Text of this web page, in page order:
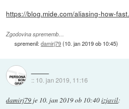
https://blog.mide.com/aliasing-how-
Zgodovina sprememb…
spremenil:damirj79(10. jan 2019 ob 10:45)
:: 10. jan 2019, 11:16
damirj79 je 10. jan 2019 ob 10:40izjavil: